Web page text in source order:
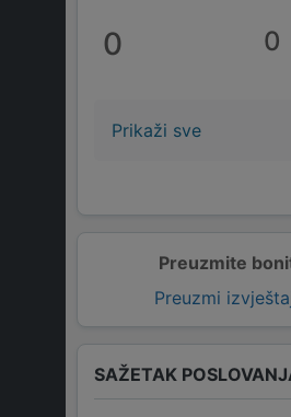
Preuzmite
Preuzmi
0 0
Prikaži sve
SAŽETAK